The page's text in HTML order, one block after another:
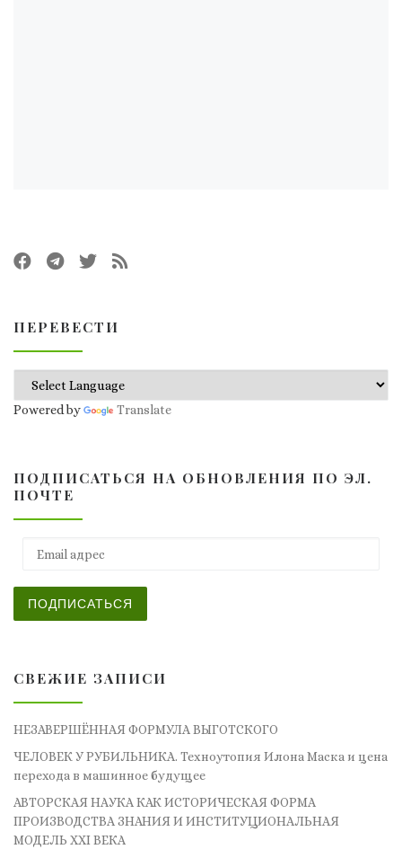
ПЕРЕВЕСТИ
Powered by Translate
ПОДПИСАТЬСЯ НА ОБНОВЛЕНИЯ ПО ЭЛ.
ПОЧТЕ
ПОДПИСАТЬСЯ
СВЕЖИЕ ЗАПИСИ
НЕЗАВЕРШЁННАЯ ФОРМУЛА ВЫГОТСКОГО
ЧЕЛОВЕК У РУБИЛЬНИКА. Техноутопия Илона Маска и цена
перехода в машинное будущее
АВТОРСКАЯ НАУКА КАК ИСТОРИЧЕСКАЯ ФОРМА
ПРОИЗВОДСТВА ЗНАНИЯ И ИНСТИТУЦИОНАЛЬНАЯ
МОДЕЛЬ XXI ВЕКА